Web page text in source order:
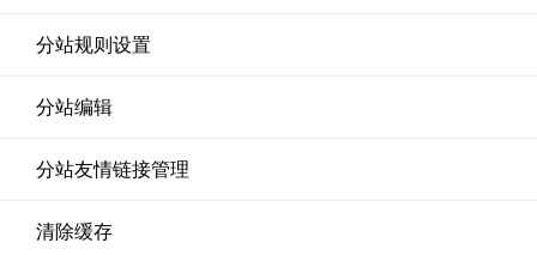
分站规则设置
分站编辑
分站友情链接管理
清除缓存